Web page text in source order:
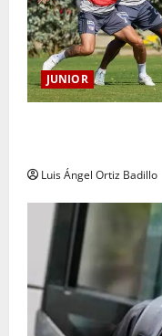
JUNIOR
Luis Ángel Ortiz Badillo